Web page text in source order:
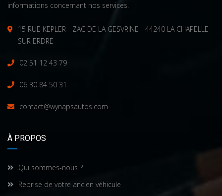
informations concernant nos services.
15 RUE KEPLER - ZAC DE LA GESVRINE - 44240 LA CHAPELLE
SUR ERDRE
02 51 12 43 79
06 30 84 50 31
contact@wynapsautos.com
À PROPOS
Qui sommes-nous ?
Reprise de votre ancien véhicule